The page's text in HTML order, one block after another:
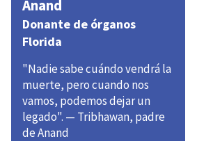
Anand
Donante de órganos
Florida
"Nadie sabe cuándo vendrá la
muerte, pero cuando nos
vamos, podemos dejar un
legado". — Tribhawan, padre
de Anand